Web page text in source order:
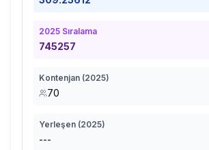
2025 Sıralama
745257
Kontenjan (2025)
70
Yerleşen (2025)
---